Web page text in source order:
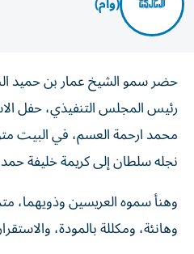
حضر سمو الشيخ عمار بن حميد
رئيس المجلس التنفيذي، حفل
محمد ارحمة العسم، في البيت
نجله سلطان إلى كريمة خليفة
وهنأ سموه العريسين وذويهما،
وهانئة، ومكللة بالمودة،